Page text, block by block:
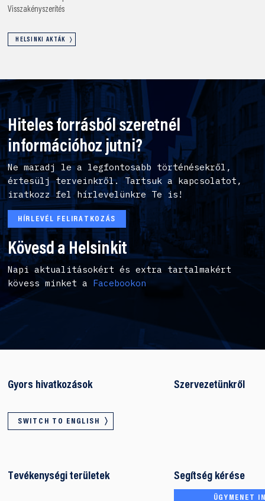
Visszakényszerítés
HELSINKI AKTÁK
Hiteles forrásból szeretnél
információhoz jutni?
Ne maradj le a legfontosabb történésekről,
értesülj terveinkről. Tartsuk a kapcsolatot,
iratkozz fel hírlevelünkre Te is!
HÍRLEVÉL FELIRATKOZÁS
Kövesd a Helsinkit
Napi aktualitásokért és extra tartalmakért
kövess minket a Facebookon
Gyors hivatkozások
SWITCH TO ENGLISH
Szervezetünkről
Tevékenységi területek Segítség kérése
ÜGYMENET